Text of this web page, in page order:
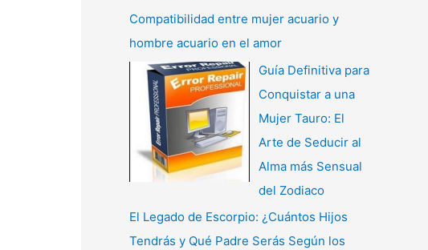
Compatibilidad entre mujer acuario y
hombre acuario en el amor
Guía Definitiva para
Conquistar a una
Mujer Tauro: El
Arte de Seducir al
Alma más Sensual
del Zodiaco
El Legado de Escorpio: ¿Cuántos Hijos
Tendrás y Qué Padre Serás Según los